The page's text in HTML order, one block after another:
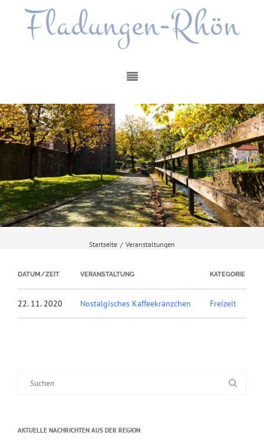
Fladungen-Rhön
Startseite / Veranstaltungen
DATUM/ZEIT VERANSTALTUNG KATEGORIE
22. 11. 2020 Nostalgisches Kaffeekränzchen Freizeit
AKTUELLE NACHRICHTEN AUS DER REGION